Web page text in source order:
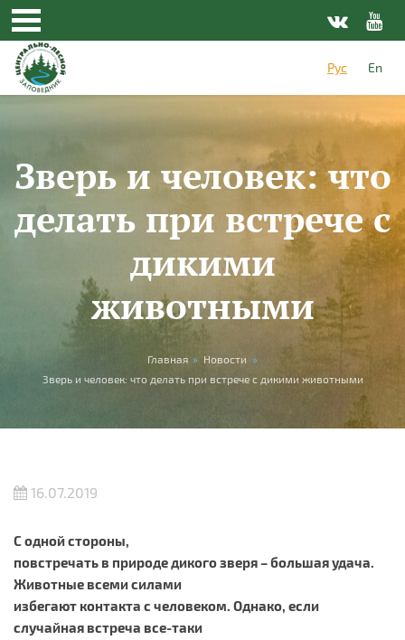
Перейти к основному содержанию
Рус
En
Зверь и человек: что
делать при встрече с
дикими
животными
Вы здесь Главная » Новости »
Зверь и человек: что делать при встрече с дикими животными
16.07.2019
С одной стороны,
повстречать в природе дикого зверя – большая удача.
Животные всеми силами
избегают контакта с человеком. Однако, если
случайная встреча все-таки